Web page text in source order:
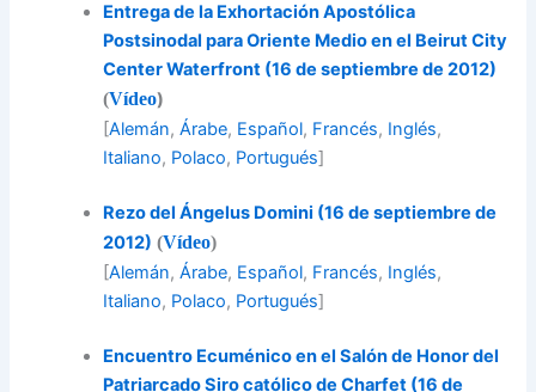
Entrega de la Exhortación Apostólica
Postsinodal para Oriente Medio en el Beirut City
Center Waterfront (16 de septiembre de 2012)
(Vídeo)
[Alemán,Árabe, Español, Francés, Inglés,
Italiano, Polaco, Portugués]
Rezo del Ángelus Domini (16 de septiembre de
2012) (Vídeo)
[Alemán,Árabe, Español, Francés, Inglés,
Italiano, Polaco, Portugués]
Encuentro Ecuménico en el Salón de Honor del
Patriarcado Siro católico de Charfet (16 de